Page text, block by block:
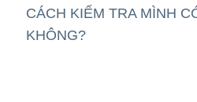
CÁCH KIỂM TRA MÌNH
KHÔNG?